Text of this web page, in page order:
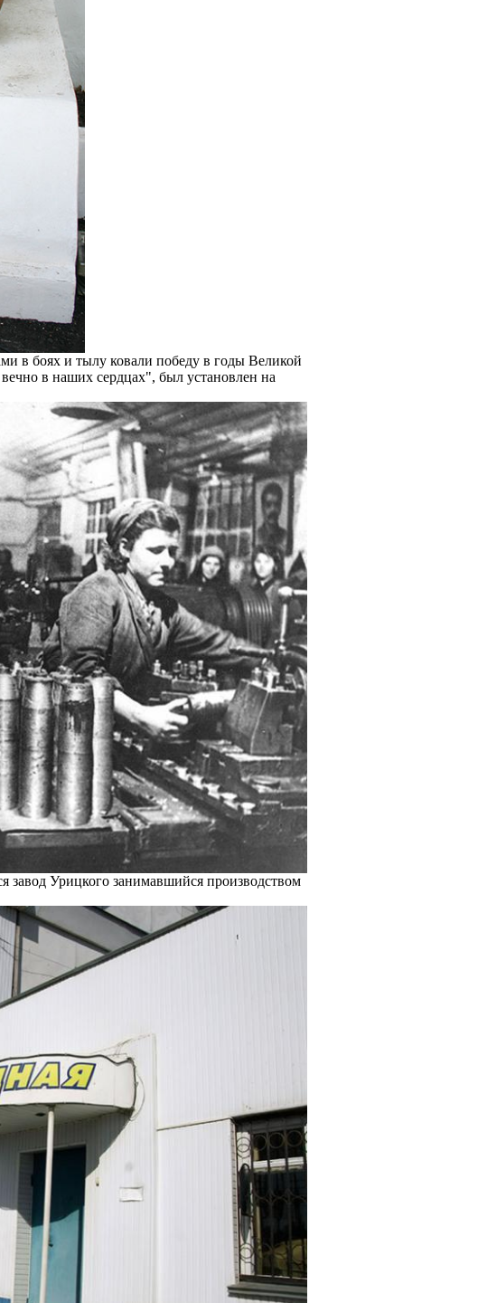
в боях и тылу ковали победу в годы Великой
в наших сердцах", был установлен на
завод Урицкого занимавшийся производством